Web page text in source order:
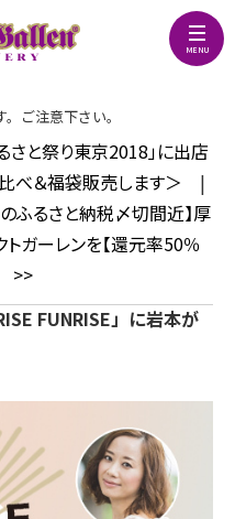
ご注意下さい。
さと祭り東京2018」に出店
べ＆福袋販売します＞ |
ふるさと納税〆切間近】厚
ガーレンを【還元率50％
>>
FUNRISE」に岩本が